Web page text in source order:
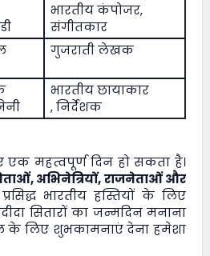
भारतीय कंपोजर,
संगीतकार
गुजराती लेखक
भारतीय छायाकार
, निर्देशक
महत्वपूर्ण दिन हो सकता है।
अभिनेत्रियों, राजनेताओं और
भारतीय हस्तियों के लिए
सितारों का जन्मदिन मनाना
के लिए शुभकामनाएं देना हमेशा